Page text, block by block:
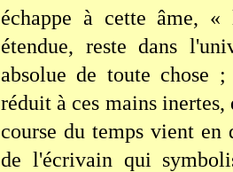
échappe à cette âme,
étendue, reste dans
absolue de toute chose
réduit à ces mains inertes,
course du temps vient en
de l'écrivain qui